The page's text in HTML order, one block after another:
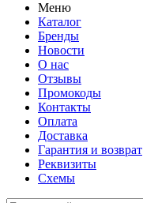
Меню
Каталог
Бренды
Новости
О нас
Отзывы
Промокоды
Контакты
Оплата
Доставка
Гарантия и возврат
Реквизиты
Схемы